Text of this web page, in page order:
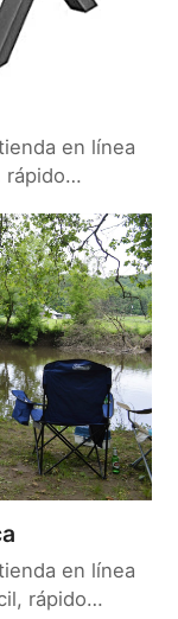
en línea
rápido…
en línea
rápido…